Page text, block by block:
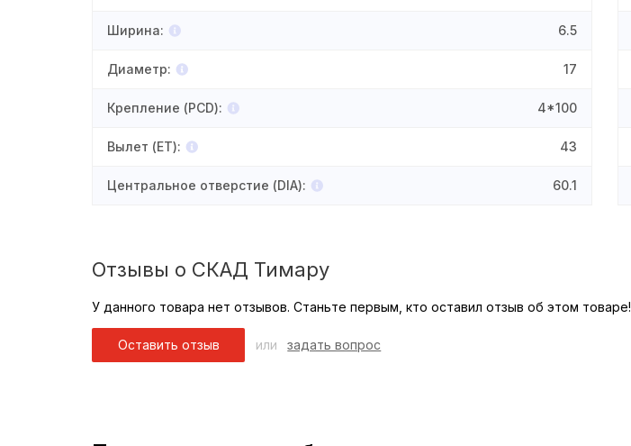
Ширина: 6.5
Диаметр: 17
Крепление (PCD): 4*100
Вылет (ET): 43
Центральное отверстие (DIA): 60.1
Отзывы о СКАД Тимару
У данного товара нет отзывов. Станьте первым, кто оставил отзыв об этом товаре!
Оставить отзыв или задать вопрос